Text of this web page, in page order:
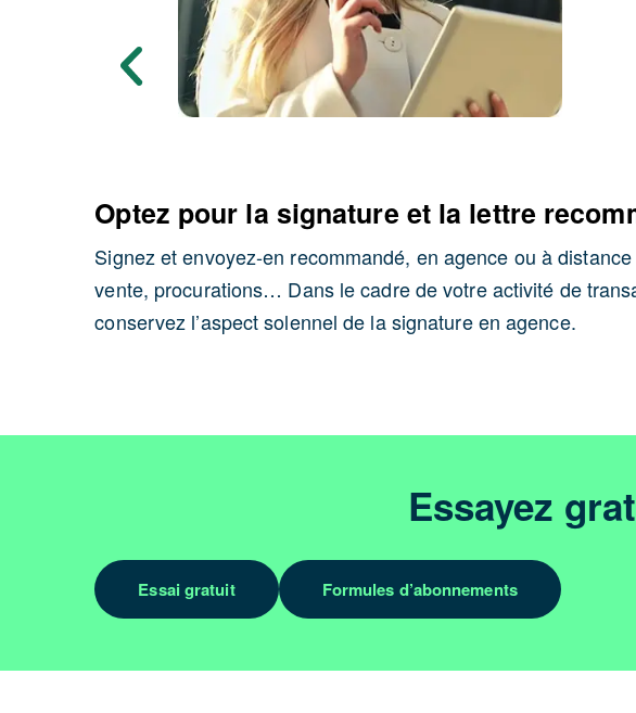
Optez pour la signature et la lettre
Signez et envoyez-en recommandé, en agence ou à
vente, procurations… Dans le cadre de votre activité de
conservez l’aspect solennel de la signature en agence.
Essayez
Essai gratuit Formules d’abonnements